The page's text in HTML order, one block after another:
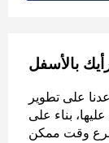
بالأسفل
على تطوير
بناء على